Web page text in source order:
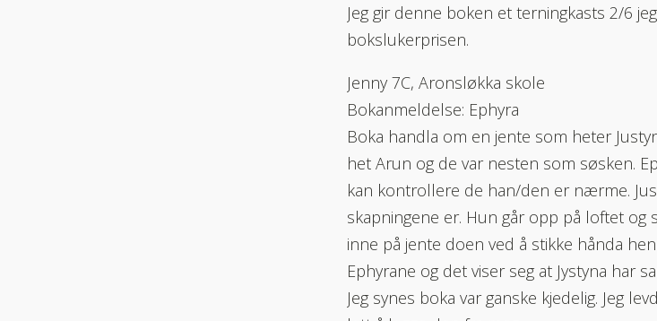
Jeg gir denne boken et terningkasts 2/6
bokslukerprisen.
Jenny 7C, Aronsløkka skole
Bokanmeldelse: Ephyra
Boka handla om en jente som heter
het Arun og de var nesten som søsken.
kan kontrollere de han/den er nærme.
skapningene er. Hun går opp på loftet og
inne på jente doen ved å stikke hånda
Ephyrane og det viser seg at Jystyna har
Jeg synes boka var ganske kjedelig. Jeg